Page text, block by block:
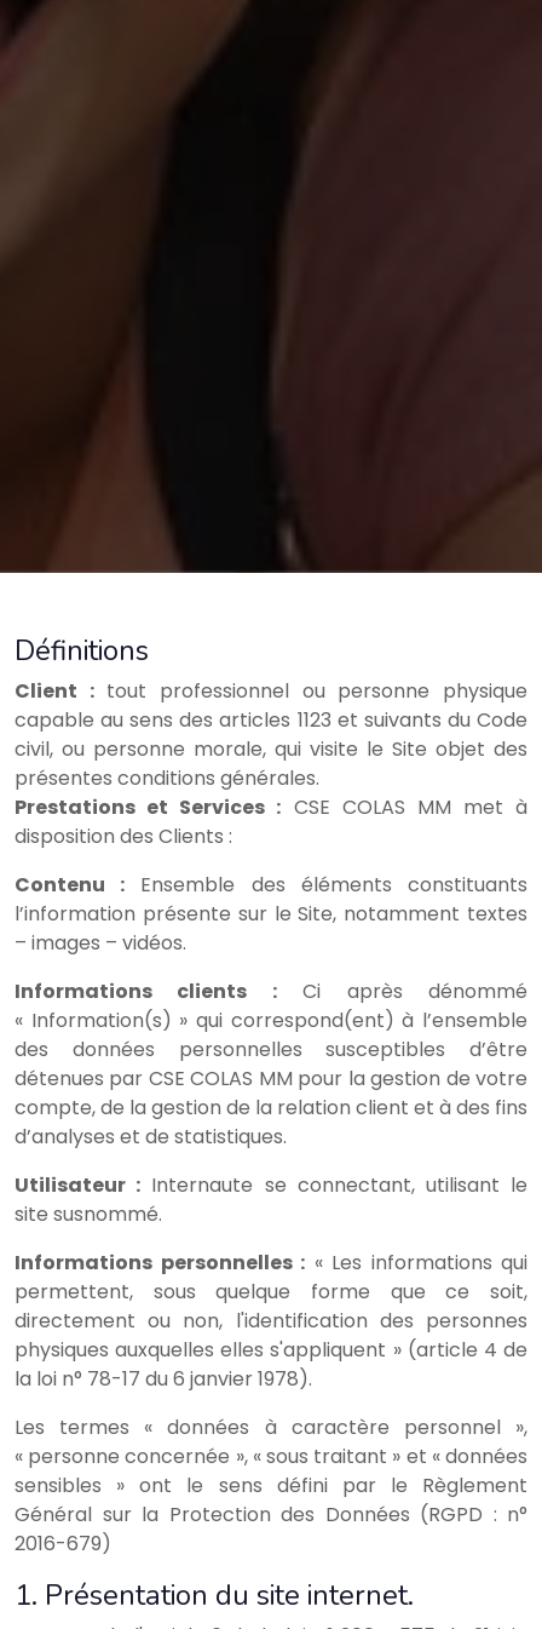
Définitions
Client :tout professionnel ou personne physique
capable au sens des articles 1123 et suivants du Code
civil, ou personne morale, qui visite le Site objet des
présentes conditions générales.
Prestations et Services : CSE COLAS MM met à
disposition des Clients :
Contenu : Ensemble des éléments constituants
l’information présente sur le Site, notamment textes
– images – vidéos.
Informations clients :Ci après dénommé
« Information(s) » qui correspond(ent) à l’ensemble
des données personnelles susceptibles d’être
détenues par CSE COLAS MM pour la gestion de votre
compte, de la gestion de la relation client et à des fins
d’analyses et de statistiques.
Utilisateur : Internaute se connectant, utilisant le
site susnommé.
Informations personnelles : « Les informations qui
permettent, sous quelque forme que ce soit,
directement ou non, l'identification des personnes
physiques auxquelles elles s'appliquent » (article 4 de
la loi n° 78-17 du 6 janvier 1978).
Les termes « données à caractère personnel »,
« personne concernée », « sous traitant » et « données
sensibles » ont le sens défini par le Règlement
Général sur la Protection des Données (RGPD : n°
2016-679)
1. Présentation du site internet.